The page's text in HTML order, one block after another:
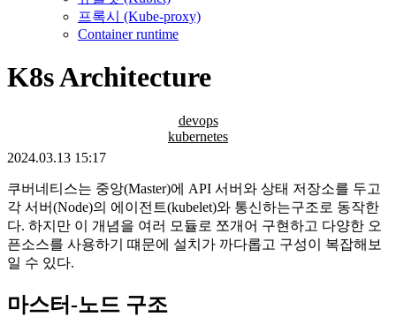
프록시 (Kube-proxy)
Container runtime
K8s Architecture
devops
kubernetes
2024.03.13 15:17
쿠버네티스는 중앙(Master)에 API 서버와 상태 저장소를 두고
각 서버(Node)의 에이전트(kubelet)와 통신하는구조로 동작한
다. 하지만 이 개념을 여러 모듈로 쪼개어 구현하고 다양한 오
픈소스를 사용하기 떄문에 설치가 까다롭고 구성이 복잡해보
일 수 있다.
마스터-노드 구조